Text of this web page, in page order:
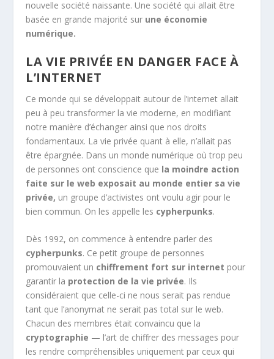
nouvelle société naissante. Une société qui allait être
basée en grande majorité sur une économie
numérique.
LA VIE PRIVÉE EN DANGER FACE À
L’INTERNET
Ce monde qui se développait autour de l’internet allait
peu à peu transformer la vie moderne, en modifiant
notre manière d’échanger ainsi que nos droits
fondamentaux. La vie privée quant à elle, n’allait pas
être épargnée. Dans un monde numérique où trop peu
de personnes ont conscience que la moindre action
faite sur le web exposait au monde entier sa vie
privée, un groupe d’activistes ont voulu agir pour le
bien commun. On les appelle les cypherpunks.
Dès 1992, on commence à entendre parler des
cypherpunks. Ce petit groupe de personnes
promouvaient un chiffrement fort sur internet pour
garantir la protection de la vie privée. Ils
considéraient que celle-ci ne nous serait pas rendue
tant que l’anonymat ne serait pas total sur le web.
Chacun des membres était convaincu que la
cryptographie — l’art de chiffrer des messages pour
les rendre compréhensibles uniquement par ceux qui